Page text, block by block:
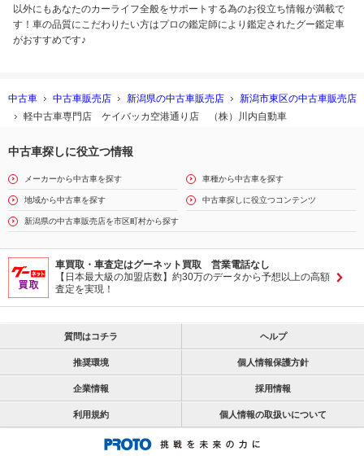
以外にもあなたのカーライフ全般をサポートする為のお役立ち情報が満載で
す！車の品質にこだわりたい方はプロの鑑定師により鑑定されたグー鑑定車
がおすすめです♪
中古車 中古車販売店 新潟県の中古車販売店
新潟市東区の中古車販売店
軽中古車専門店 ケイバッカ空港通り店 （株）川内自動車
中古車探しに役立つ情報
メーカーから中古車を探す 車種から中古車を探す
地域から中古車を探す 中古車探しに役立つコンテンツ
新潟県の中古車販売店を市区町村から探す
車買取・車査定はグーネット買取 営業電話なし
【日本最大級の加盟店数】約30万のデータから予想以上の高額
査定を実現！
質問はコチラ ヘルプ
推奨環境 個人情報保護方針
企業情報 採用情報
利用規約 個人情報の取扱いについて